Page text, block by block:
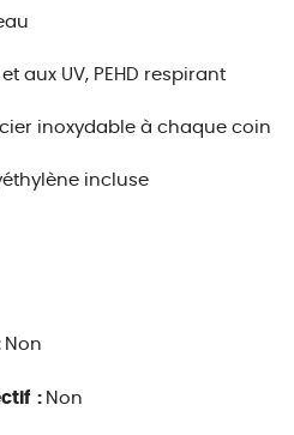
aux UV, PEHD respirant
inoxydable à chaque coin
incluse
Non
: Non